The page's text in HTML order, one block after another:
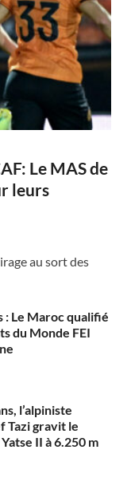
Le MAS de
leurs
au sort des
: Le Maroc qualifié
du Monde FEI
l’alpiniste
Tazi gravit le
II à 6.250 m